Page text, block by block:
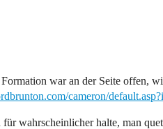
war an der Seite offen,
cameron/
für wahrscheinlicher halte, man